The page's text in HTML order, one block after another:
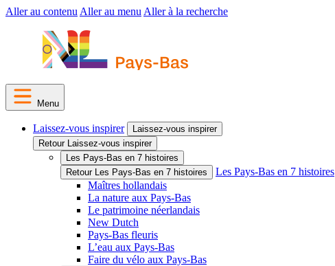
Aller au contenu Aller au menu Aller à la recherche
Menu
Laissez-vous inspirer
Laissez-vous inspirer
Retour Laissez-vous inspirer
Les Pays-Bas en 7 histoires
Retour Les Pays-Bas en 7 histoires
Les Pays-Bas en 7 histoires
Maîtres hollandais
La nature aux Pays-Bas
Le patrimoine néerlandais
New Dutch
Pays-Bas fleuris
L’eau aux Pays-Bas
Faire du vélo aux Pays-Bas